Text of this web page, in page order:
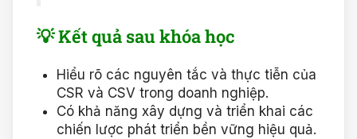
💡 Kết quả sau khóa học
Hiểu rõ các nguyên tắc và thực tiễn của
CSR và CSV trong doanh nghiệp.
Có khả năng xây dựng và triển khai các
chiến lược phát triển bền vững hiệu quả.